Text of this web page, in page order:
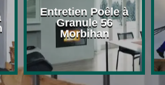
Entretien Poêle à
Granule 56
Morbihan